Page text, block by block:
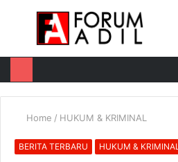
Menu
Home / HUKUM & KRIMINAL
BERITA TERBARU HUKUM & KRIMINAL